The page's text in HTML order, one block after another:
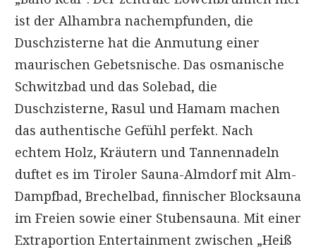
ist der Alhambra nachempfunden, die
Duschzisterne hat die Anmutung einer
maurischen Gebetsnische. Das osmanische
Schwitzbad und das Solebad, die
Duschzisterne, Rasul und Hamam machen
das authentische Gefühl perfekt. Nach
echtem Holz, Kräutern und Tannennadeln
duftet es im Tiroler Sauna-Almdorf mit Alm-
Dampfbad, Brechelbad, finnischer Blocksauna
im Freien sowie einer Stubensauna. Mit einer
Extraportion Entertainment zwischen „Heiß